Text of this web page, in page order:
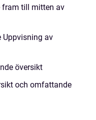
fram till mitten av
Uppvisning av
översikt
och omfattande